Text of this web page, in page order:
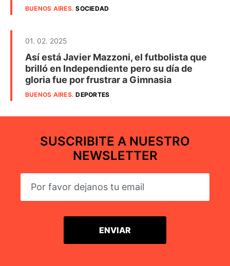
BUENOS AIRES.SOCIEDAD
01. 02. 2025
Así está Javier Mazzoni, el futbolista que
brilló en Independiente pero su día de
gloria fue por frustrar a Gimnasia
BUENOS AIRES.DEPORTES
SUSCRIBITE A NUESTRO
NEWSLETTER